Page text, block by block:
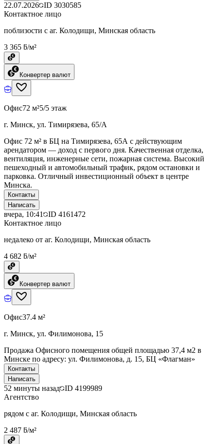
22.07.2026 ID 3030585
Контактное лицо
поблизости с аг. Колодищи, Минская область
3 365 ƃ/м²
Конвертер валют
Офис72 м²5/5 этаж
г. Минск, ул. Тимирязева, 65/А
Офис 72 м² в БЦ на Тимирязева, 65А с действующим
арендатором — доход с первого дня. Качественная отделка,
вентиляция, инженерные сети, пожарная система. Высокий
пешеходный и автомобильный трафик, рядом остановки и
парковка. Отличный инвестиционный объект в центре
Минска.
Контакты
Написать
вчера, 10:41 ID 4161472
Контактное лицо
недалеко от аг. Колодищи, Минская область
4 682 ƃ/м²
Конвертер валют
Офис37.4 м²
г. Минск, ул. Филимонова, 15
Продажа Офисного помещения общей площадью 37,4 м2 в
Минске по адресу: ул. Филимонова, д. 15, БЦ «Флагман»
Контакты
Написать
52 минуты назад ID 4199989
Агентство
рядом с аг. Колодищи, Минская область
2 487 ƃ/м²